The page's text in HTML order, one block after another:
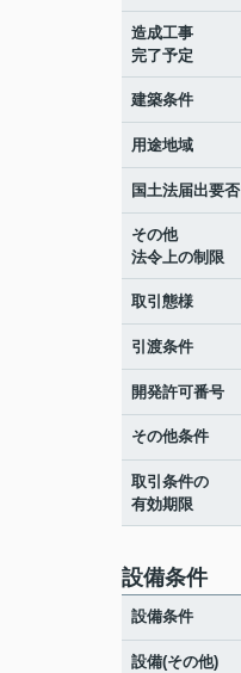
造成工事
完了予定
建築条件
用途地域
国土法届出要否
その他
法令上の制限
取引態様
引渡条件
開発許可番号
その他条件
取引条件の
有効期限
設備条件
設備条件
設備(その他)